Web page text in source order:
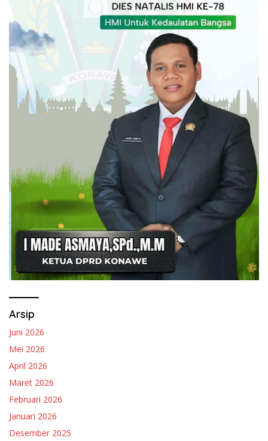
Arsip
Juni 2026
Mei 2026
April 2026
Maret 2026
Februari 2026
Januari 2026
Desember 2025